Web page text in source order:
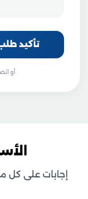
تأكيد
أو
إجابات على كل